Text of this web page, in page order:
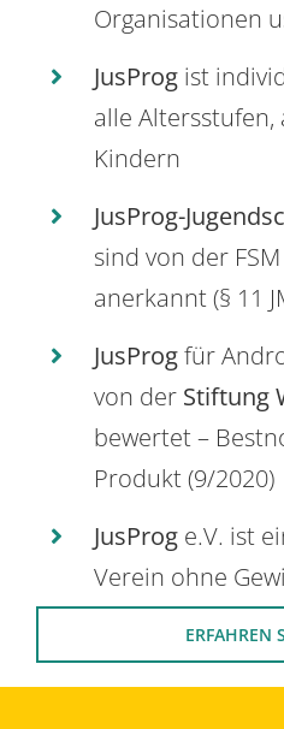
Organisationen
JusProg ist
alle
Kindern
JusProg-
sind von der
anerkannt (§ 11
JusProgfür
von der Stiftung
bewertet –
Produkt (9/2020)
JusProg e.V. ist
Verein ohne
ERFAHREN